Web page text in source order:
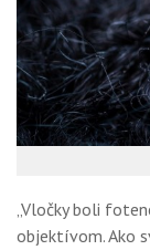
„Vločky boli
objektívom. Ako